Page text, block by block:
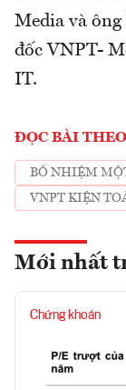
Media và
đốc VNPT-
IT.
ĐỌC BÀI
BỔ NHIỆM
ĐOÀN VNPT
VNPT KIỆN
Mới nhất
Chứng khoán